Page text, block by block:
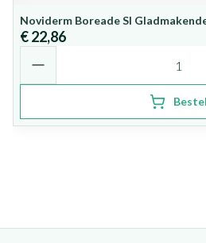
Noviderm Boreade Sl
€ 22,86
Bestel